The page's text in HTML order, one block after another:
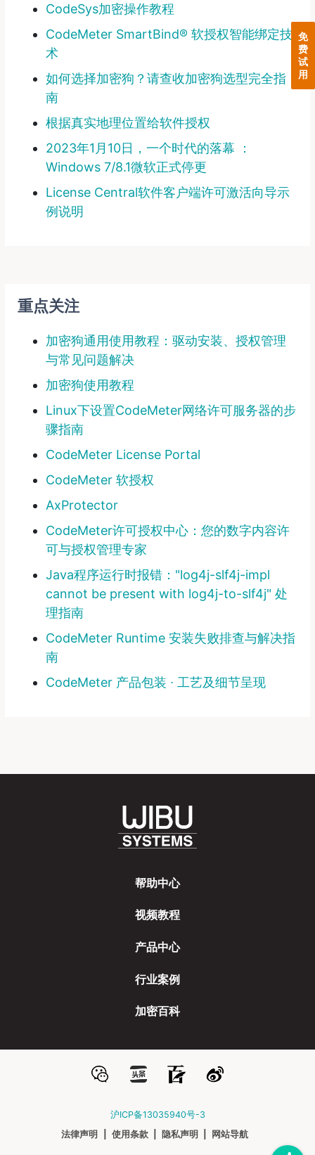
CodeSys加密操作教程
CodeMeter SmartBind® 软授权智能绑定技
术
如何选择加密狗？请查收加密狗选型完全指
南
根据真实地理位置给软件授权
2023年1月10日，一个时代的落幕 ：
Windows 7/8.1微软正式停更
License Central软件客户端许可激活向导示
例说明
重点关注
加密狗通用使用教程：驱动安装、授权管理
与常见问题解决
加密狗使用教程
Linux下设置CodeMeter网络许可服务器的步
骤指南
CodeMeter License Portal
CodeMeter 软授权
AxProtector
CodeMeter许可授权中心：您的数字内容许
可与授权管理专家
Java程序运行时报错："log4j-slf4j-impl
cannot be present with log4j-to-slf4j" 处
理指南
CodeMeter Runtime 安装失败排查与解决指
南
CodeMeter 产品包装 ∙ 工艺及细节呈现
帮助中心
视频教程
产品中心
行业案例
加密百科
沪ICP备13035940号-3
法律声明
使用条款 隐私声明 网站导航
免
费
试
用